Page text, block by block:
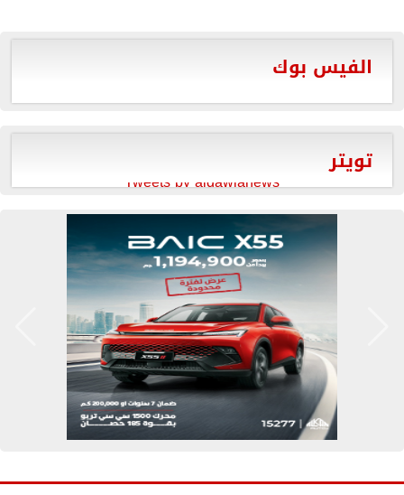
الفيس بوك
تويتر
Tweets by aldawlanews